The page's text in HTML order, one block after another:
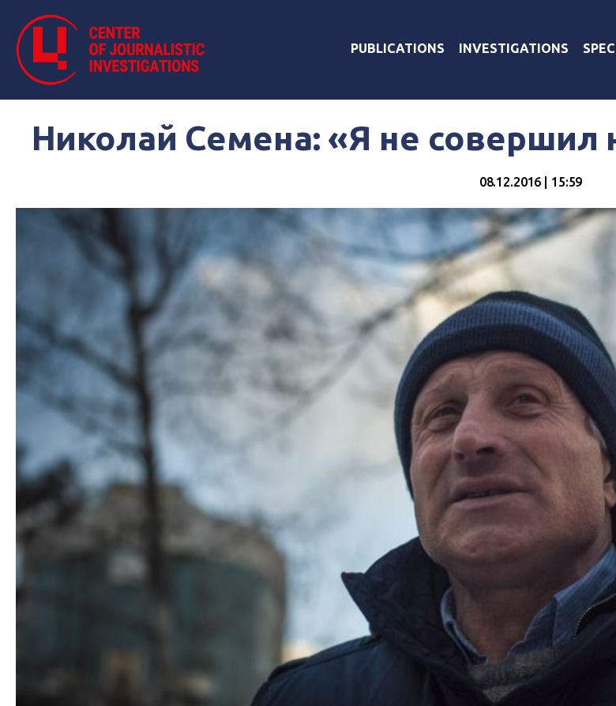
PUBLICATIONS INVESTIGATIONS
Николай Семена: «Я не совершил
08.12.2016 | 15:59